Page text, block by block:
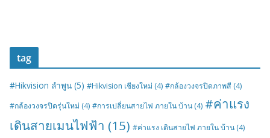
tag
#Hikvision ลำพูน (5) #Hikvision เชียงใหม่ (4) #กล้องวงจรปิดภาพสี (4)
#กล้องวงจรปิดรุ่นใหม่ (4) #การเปลี่ยนสายไฟ ภายใน บ้าน (4) #ค่าแรง
เดินสายเมนไฟฟ้า (15) #ค่าแรง เดินสายไฟ ภายใน บ้าน (4)